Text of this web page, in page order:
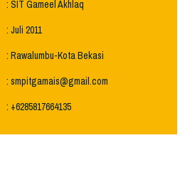
: SIT Gameel Akhlaq
: Juli 2011
: Rawalumbu-Kota Bekasi
:smpitgamais@gmail.com
: +6285817664135